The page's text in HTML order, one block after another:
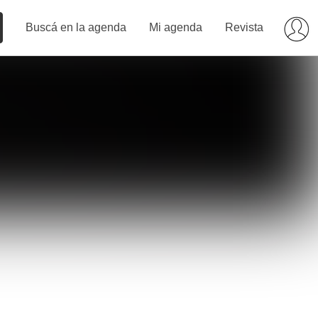
Buscá en la agenda Mi agenda Revista